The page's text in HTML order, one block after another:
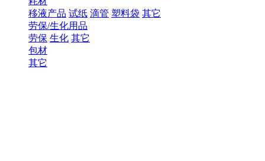
移液产品 试纸 滴管 塑料袋 其它
劳保/生化用品
劳保 生化 其它
包材
其它